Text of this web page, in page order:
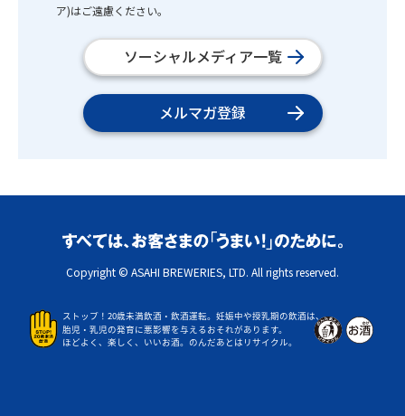
ア)はご遠慮ください。
ソーシャルメディア一覧
メルマガ登録
Copyright © ASAHI BREWERIES, LTD. All rights reserved.